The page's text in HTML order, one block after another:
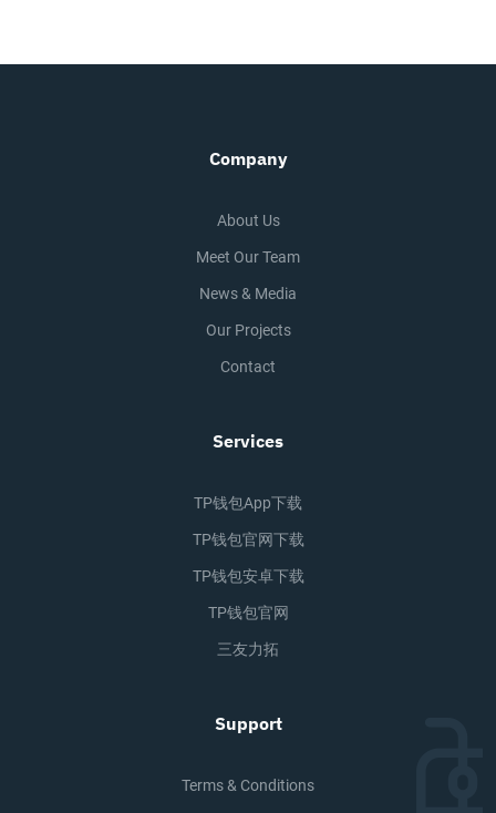
Company
About Us
Meet Our Team
News & Media
Our Projects
Contact
Services
TP钱包app下载
TP钱包官网下载
TP钱包安卓下载
TP钱包官网
三友力拓
Support
Terms & Conditions